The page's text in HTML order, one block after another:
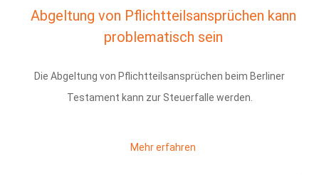
Abgeltung von Pflichtteilsansprüchen kann
problematisch sein
Die Abgeltung von Pflichtteilsansprüchen beim Berliner
Testament kann zur Steuerfalle werden.
Mehr erfahren